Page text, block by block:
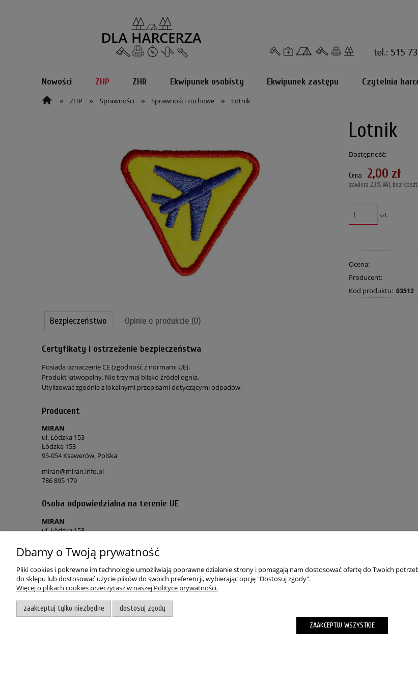
Nowości ZHP ZHR Ekwipunek osobisty Ekwipunek zastępu Czytelnia
» ZHP » Sprawności » Sprawności zuchowe » Lotnik
Lotnik
Dostępność:
Cena: 2,00 zł
zawiera 23% VAT, bez
szt.
Ocena:
Producent: -
Kod produktu: 03512
Bezpieczeństwo Opinie o produkcie (0)
Certyfikaty i ostrzeżenie bezpieczeństwa
Posiada oznaczenie CE (zgodność z normami UE).
Produkt łatwopalny. Nie trzymaj blisko źródeł ognia.
Utylizować zgodnie z lokalnymi przepisami dotyczącymi odpadów.
Producent
MIRAN
ul. Łódzka 153
Łódzka 153
95-054 Ksawerów, Polska
miran@miran.info.pl
786 895 179
Osoba odpowiedzialna na terenie UE
MIRAN
ul. Łódzka 153
miran@miran.info.pl
POMOC
Regulamin sklepu
Formy Płatności
Dbamy o Twoją prywatność
Pliki cookies i pokrewne im technologie umożliwiają poprawne działanie strony i pomagają nam dostosować ofertę do Twoich
do sklepu lub dostosować użycie plików do swoich preferencji, wybierając opcję "Dostosuj zgody".
Więcej o plikach cookies przeczytasz w naszej Polityce prywatności.
zaakceptuj tylko niezbędne
dostosuj zgody
ZAAKCEPTUJ WSZYSTKIE